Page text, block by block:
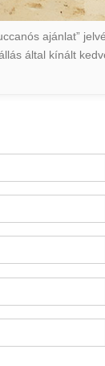
ajánlat”
által kínált